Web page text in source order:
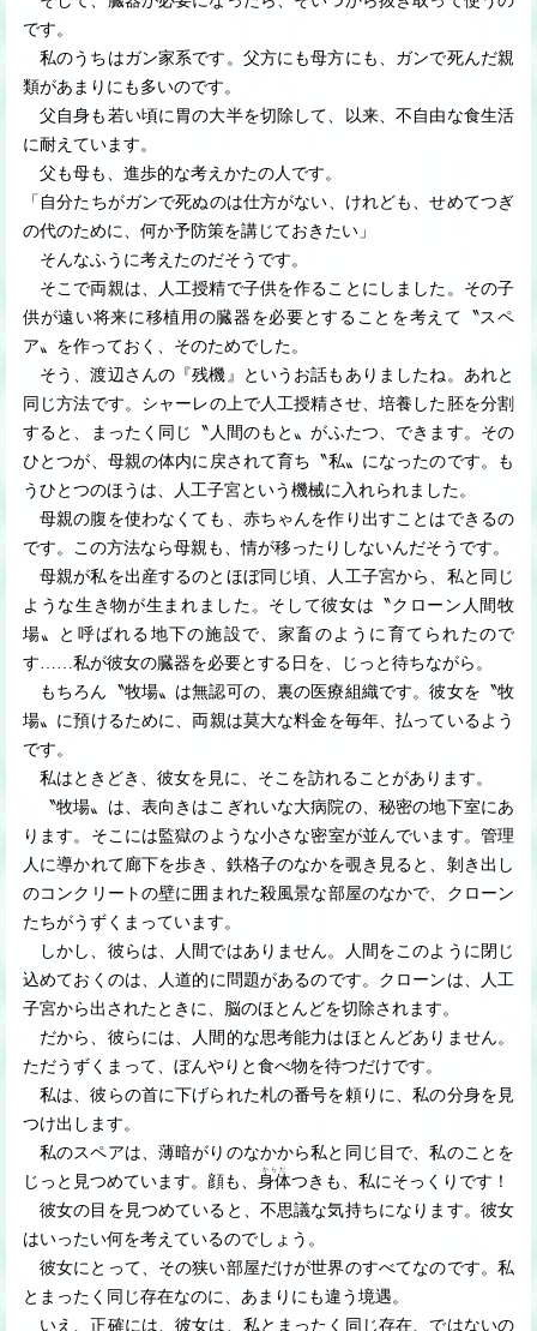
です。
私のうちはガン家系です。父方にも母方にも、ガンで死んだ親
類があまりにも多いのです。
父自身も若い頃に胃の大半を切除して、以来、不自由な食生活
に耐えています。
父も母も、進歩的な考えかたの人です。
「自分たちがガンで死ぬのは仕方がない、けれども、せめてつぎ
の代のために、何か予防策を講じておきたい」
そんなふうに考えたのだそうです。
そこで両親は、人工授精で子供を作ることにしました。その子
供が遠い将来に移植用の臓器を必要とすることを考えて〝スペ
ア〟を作っておく、そのためでした。
そう、渡辺さんの『残機』というお話もありましたね。あれと
同じ方法です。シャーレの上で人工授精させ、培養した胚を分割
すると、まったく同じ〝人間のもと〟がふたつ、できます。その
ひとつが、母親の体内に戻されて育ち〝私〟になったのです。も
うひとつのほうは、人工子宮という機械に入れられました。
母親の腹を使わなくても、赤ちゃんを作り出すことはできるの
です。この方法なら母親も、情が移ったりしないんだそうです。
母親が私を出産するのとほぼ同じ頃、人工子宮から、私と同じ
ような生き物が生まれました。そして彼女は〝クローン人間牧
場〟と呼ばれる地下の施設で、家畜のように育てられたので
す……私が彼女の臓器を必要とする日を、じっと待ちながら。
もちろん〝牧場〟は無認可の、裏の医療組織です。彼女を〝牧
場〟に預けるために、両親は莫大な料金を毎年、払っているよう
です。
私はときどき、彼女を見に、そこを訪れることがあります。
〝牧場〟は、表向きはこぎれいな大病院の、秘密の地下室にあ
ります。そこには監獄のような小さな密室が並んでいます。管理
人に導かれて廊下を歩き、鉄格子のなかを覗き見ると、剝き出し
のコンクリートの壁に囲まれた殺風景な部屋のなかで、クローン
たちがうずくまっています。
しかし、彼らは、人間ではありません。人間をこのように閉じ
込めておくのは、人道的に問題があるのです。クローンは、人工
子宮から出されたときに、脳のほとんどを切除されます。
だから、彼らには、人間的な思考能力はほとんどありません。
ただうずくまって、ぼんやりと食べ物を待つだけです。
私は、彼らの首に下げられた札の番号を頼りに、私の分身を見
つけ出します。
私のスペアは、薄暗がりのなかから私と同じ目で、私のことを
じっと見つめています。顔も、 身体
からだ
つきも、私にそっくりです！
彼女の目を見つめていると、不思議な気持ちになります。彼女
はいったい何を考えているのでしょう。
彼女にとって、その狭い部屋だけが世界のすべてなのです。私
とまったく同じ存在なのに、あまりにも違う境遇。
いえ、正確には、彼女は、私とまったく同じ存在、ではないの